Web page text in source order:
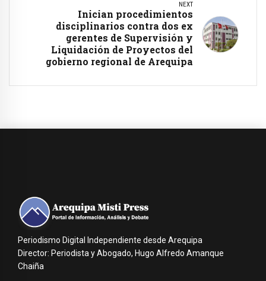
NEXT
Inician procedimientos
disciplinarios contra dos ex
gerentes de Supervisión y
Liquidación de Proyectos del
gobierno regional de Arequipa
Periodismo Digital Independiente desde Arequipa
Director: Periodista y Abogado, Hugo Alfredo Amanque
Chaiña